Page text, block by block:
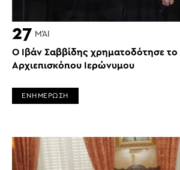
27 ΜΆΙ
Ο Ιβάν Σαββίδης χρηματοδότησε
Αρχιεπισκόπου Ιερώνυμου
ΕΝΗΜΕΡΩΣΗ